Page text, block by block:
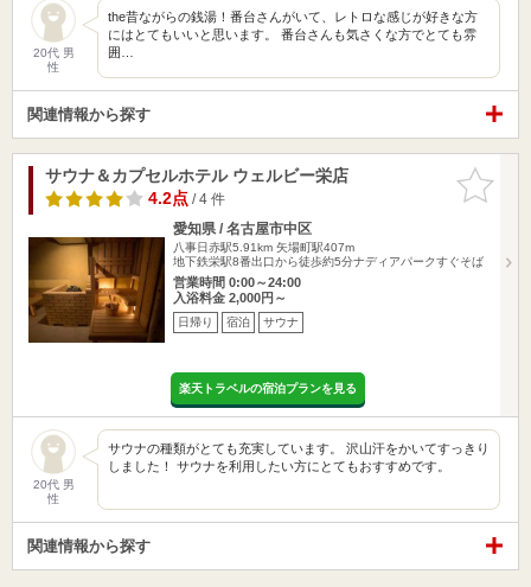
20代 男
性
the昔ながらの銭湯！番台さんがいて、レトロな感じが好きな方
にはとてもいいと思います。 番台さんも気さくな方でとても雰
囲…
関連情報から探す
お気に入
りに追加
サウナ＆カプセルホテル ウェルビー栄店
4.2点/ 4 件
愛知県 / 名古屋市中区
八事日赤駅5.91km 矢場町駅407m
地下鉄栄駅8番出口から徒歩約5分ナディアパークすぐそば
営業時間 0:00～24:00
入浴料金 2,000円～
日帰り 宿泊 サウナ
楽天トラベルの宿泊プランを見る
20代 男
性
サウナの種類がとても充実しています。 沢山汗をかいてすっきり
しました！ サウナを利用したい方にとてもおすすめです。
関連情報から探す